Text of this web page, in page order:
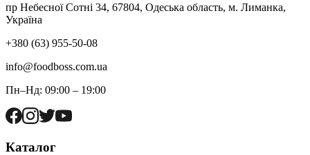
пр Небесної Сотні 34, 67804, Одеська область, м. Лиманка,
Україна
+380 (63) 955-50-08
info@foodboss.com.ua
Пн–Нд: 09:00 – 19:00
Каталог